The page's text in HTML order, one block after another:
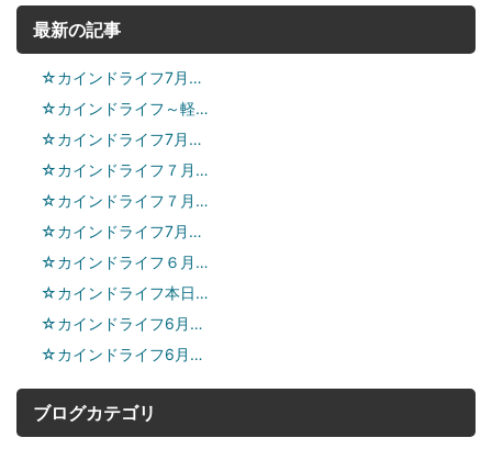
最新の記事
☆カインドライフ7月…
☆カインドライフ～軽…
☆カインドライフ7月…
☆カインドライフ７月…
☆カインドライフ７月…
☆カインドライフ7月…
☆カインドライフ６月…
☆カインドライフ本日…
☆カインドライフ6月…
☆カインドライフ6月…
ブログカテゴリ